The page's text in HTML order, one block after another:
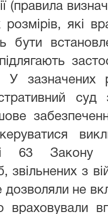
(правила
розмірів, які
бути
63 Закону
звільнених з
дозволяли не
враховували